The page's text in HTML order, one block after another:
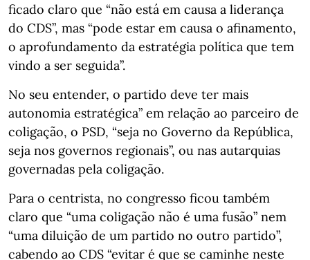
ficado claro que “não está em causa a liderança
do CDS”, mas “pode estar em causa o afinamento,
o aprofundamento da estratégia política que tem
vindo a ser seguida”.
No seu entender, o partido deve ter mais
autonomia estratégica” em relação ao parceiro de
coligação, o PSD, “seja no Governo da República,
seja nos governos regionais”, ou nas autarquias
governadas pela coligação.
Para o centrista, no congresso ficou também
claro que “uma coligação não é uma fusão” nem
“uma diluição de um partido no outro partido”,
cabendo ao CDS “evitar é que se caminhe neste